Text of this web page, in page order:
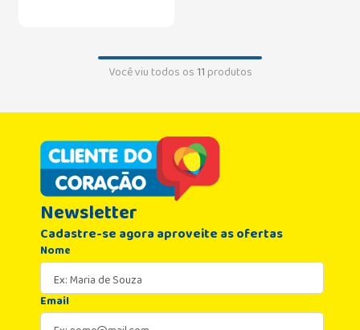
Você viu todos os11produtos
Newsletter
Cadastre-se agora aproveite as ofertas
Nome
Email